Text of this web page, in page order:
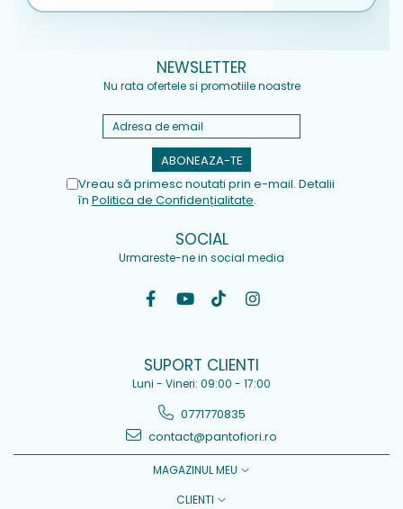
NEWSLETTER
Nu rata ofertele si promotiile noastre
Vreau să primesc noutati prin e-mail. Detalii
în Politica de Confidențialitate.
SOCIAL
Urmareste-ne in social media
SUPORT CLIENTI
Luni - Vineri: 09:00 - 17:00
0771770835
contact@pantofiori.ro
MAGAZINUL MEU
CLIENTI